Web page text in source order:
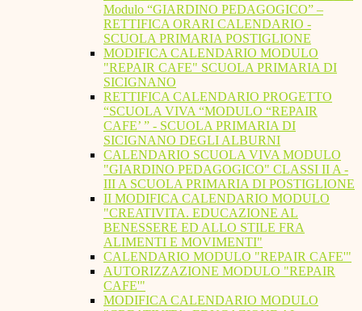
Modulo “GIARDINO PEDAGOGICO” –
RETTIFICA ORARI CALENDARIO -
SCUOLA PRIMARIA POSTIGLIONE
MODIFICA CALENDARIO MODULO
"REPAIR CAFE" SCUOLA PRIMARIA DI
SICIGNANO
RETTIFICA CALENDARIO PROGETTO
“SCUOLA VIVA “MODULO “REPAIR
CAFE’ ” - SCUOLA PRIMARIA DI
SICIGNANO DEGLI ALBURNI
CALENDARIO SCUOLA VIVA MODULO
"GIARDINO PEDAGOGICO" CLASSI II A -
III A SCUOLA PRIMARIA DI POSTIGLIONE
II MODIFICA CALENDARIO MODULO
"CREATIVITA. EDUCAZIONE AL
BENESSERE ED ALLO STILE FRA
ALIMENTI E MOVIMENTI"
CALENDARIO MODULO "REPAIR CAFE'"
AUTORIZZAZIONE MODULO "REPAIR
CAFE'"
MODIFICA CALENDARIO MODULO